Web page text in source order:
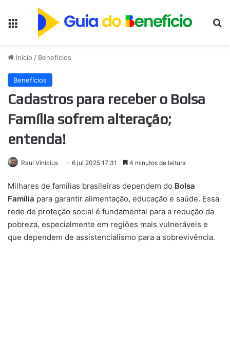
Início / Benefícios
Benefícios
Cadastros para receber o Bolsa
Família sofrem alteração;
entenda!
Raul Vinícius 6 jul 2025 17:31 4 minutos de leitura
Milhares de famílias brasileiras dependem do Bolsa
Família para garantir alimentação, educação e saúde. Essa
rede de proteção social é fundamental para a redução da
pobreza, especialmente em regiões mais vulneráveis e
que dependem de assistencialismo para a sobrevivência.